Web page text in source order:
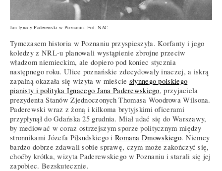
Jan Ignacy Paderewski w Poznaniu. Fot. NAC
Tymczasem historia w Poznaniu przyspieszyła. Korfanty i jego
koledzy z NRL-u planowali wystąpienie zbrojne przeciw
władzom niemieckim, ale dopiero pod koniec stycznia
następnego roku. Ulice poznańskie zdecydowały inaczej, a iskrą
zapalną okazała się wizyta w mieście słynnego polskiego
pianisty i polityka Ignacego Jana Paderewskiego, przyjaciela
prezydenta Stanów Zjednoczonych Thomasa Woodrowa Wilsona.
Paderewski wraz z żoną i kilkoma brytyjskimi oficerami
przypłynął do Gdańska 25 grudnia. Miał udać się do Warszawy,
by mediować w coraz ostrzejszym sporze politycznym między
stronnikami Józefa Piłsudskiego i Romana Dmowskiego. Niemcy
bardzo dobrze zdawali sobie sprawę, czym może zakończyć się,
choćby krótka, wizyta Paderewskiego w Poznaniu i starali się jej
zapobiec. Bezskutecznie.